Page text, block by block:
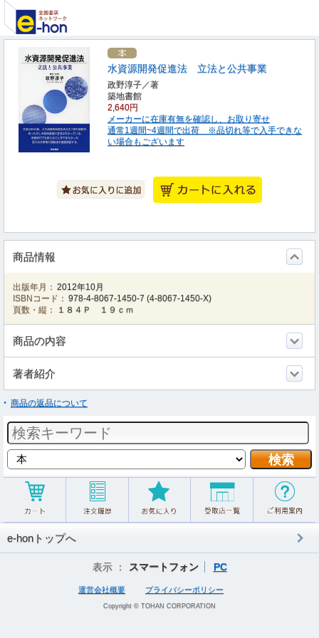
水資源開発促進法 立法と公共事業
政野淳子／著
築地書館
2,640円
メーカーに在庫有無を確認し、お取り寄せ
通常1週間~4週間で出荷 ※品切れ等で入手できな
い場合もございます
商品情報
出版年月： 2012年10月
ISBNコード： 978-4-8067-1450-7 (4-8067-1450-X)
頁数・縦：
１８４Ｐ １９ｃｍ
商品の内容
著者紹介
商品の返品について
e-honトップへ
表示 ： スマートフォン PC
運営会社概要 プライバシーポリシー
Copyright © TOHAN CORPORATION